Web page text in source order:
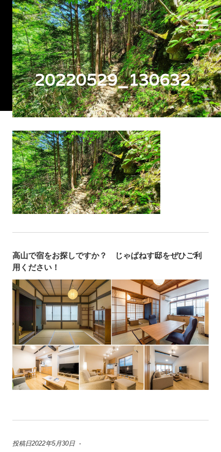
20220529_130632
高山で宿をお探しですか？ じゃぱねす邸をぜひご利
用ください！
投稿日2022年5月30日 -